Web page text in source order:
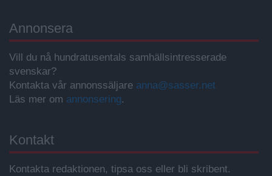
Annonsera
Vill du nå hundratusentals samhällsintresserade
svenskar?
Kontakta vår annonssäljare anna@sasser.net
Läs mer om annonsering.
Kontakt
Kontakta redaktionen, tipsa oss eller bli skribent.